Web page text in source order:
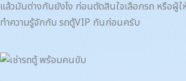
แล้วมันต่างกันยังไง ก่อนตัดสินใจเลือกรถ หรือผู้ใ
ทำความรู้จักกับ รถตู้VIP กันก่อนครับ